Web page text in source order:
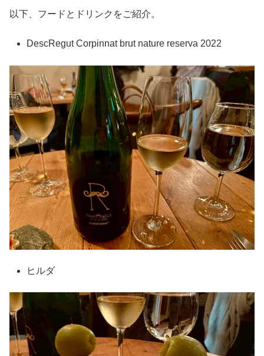
以下、フードとドリンクをご紹介。
DescRegut Corpinnat brut nature reserva 2022
ヒルダ